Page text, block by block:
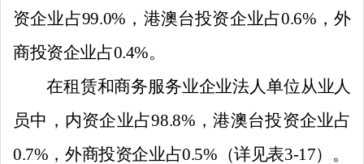
资企业占99.0% ，港澳台投资企业占0.6% ，外
商投资企业占0.4%。
在租赁和商务服务业企业法人单位从业人
员中，内资企业占98.8% ，港澳台投资企业占
0.7% ，外商投资企业占0.5% （详见表3-17）。